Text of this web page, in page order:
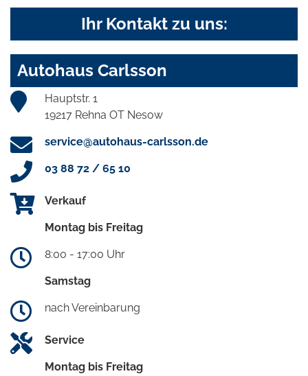
Ihr Kontakt zu uns:
Autohaus Carlsson
Hauptstr. 1
19217 Rehna OT Nesow
service@autohaus-carlsson.de
03 88 72 / 65 10
Verkauf
Montag bis Freitag
8:00 - 17:00 Uhr
Samstag
nach Vereinbarung
Service
Montag bis Freitag